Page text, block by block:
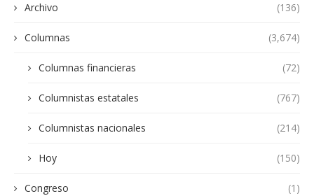
Archivo (136)
Columnas (3,674)
Columnas financieras (72)
Columnistas estatales (767)
Columnistas nacionales (214)
Hoy (150)
Congreso (1)